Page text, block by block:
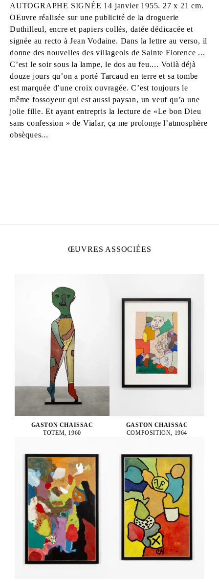
AUTOGRAPHE SIGNÉE 14 janvier 1955. 27 x 21 cm.
OEuvre réalisée sur une publicité de la droguerie
Duthilleul, encre et papiers collés, datée dédicacée et
signée au recto à Jean Vodaine. Dans la lettre au verso, il
donne des nouvelles des villageois de Sainte Florence ...
C’est le soir sous la lampe, le dos au feu.... Voilà déjà
douze jours qu’on a porté Tarcaud en terre et sa tombe
est marquée d’une croix ouvragée. C’est toujours le
même fossoyeur qui est aussi paysan, un veuf qu’a une
jolie fille. Et ayant entrepris la lecture de «Le bon Dieu
sans confession » de Vialar, ça me prolonge l’atmosphère
obsèques...
ŒUVRES ASSOCIÉES
GASTON CHAISSAC
TOTEM, 1960
GASTON CHAISSAC
COMPOSITION, 1964